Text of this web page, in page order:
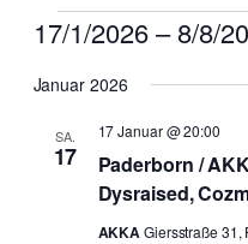
17/1/2026 – 8/8/
wählen.
Januar 2026
SA.
17
Paderborn /
Dysraised,
17 Januar @ 20:00
AKKAGiersstraße 31,